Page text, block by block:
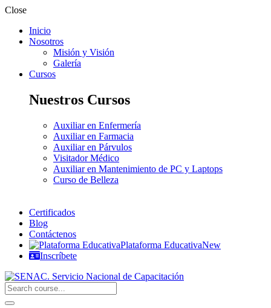
Close
Inicio
Nosotros
Misión y Visión
Galería
Cursos
Nuestros Cursos
Auxiliar en Enfermería
Auxiliar en Farmacia
Auxiliar en Párvulos
Visitador Médico
Auxiliar en Mantenimiento de PC y Laptops
Curso de Belleza
Certificados
Blog
Contáctenos
Plataforma EducativaNew
Inscríbete